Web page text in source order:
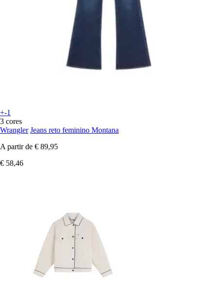
+-1
3 cores
Wrangler Jeans reto feminino Montana
A partir de € 89,95
€ 58,46